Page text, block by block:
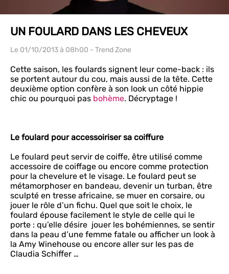
UN FOULARD DANS LES CHEVEUX
Le 01/10/2013à 08h00 - Trend Zone
Cette saison, les foulards signent leur come-back : ils
se portent autour du cou, mais aussi de la tête. Cette
deuxième option confère à son look un côté hippie
chic ou pourquoi pas bohème. Décryptage !
Le foulard pour accessoiriser sa coiffure
Le foulard peut servir de coiffe, être utilisé comme
accessoire de coiffage ou encore comme protection
pour la chevelure et le visage. Le foulard peut se
métamorphoser en bandeau, devenir un turban, être
sculpté en tresse africaine, se muer en corsaire, ou
jouer le rôle d’un fichu. Quel que soit le choix, le
foulard épouse facilement le style de celle qui le
porte : qu’elle désire jouer les bohémiennes, se sentir
dans la peau d’une femme fatale ou afficher un look à
la Amy Winehouse ou encore aller sur les pas de
Claudia Schiffer …